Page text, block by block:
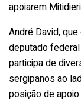
apoiarem
André David,
deputado
participa de
sergipanos ao
posição de